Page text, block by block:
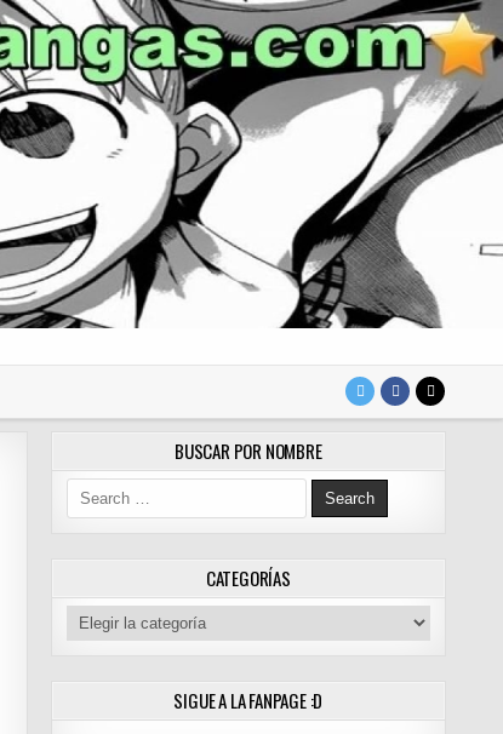
BUSCAR POR NOMBRE
Search for:
CATEGORÍAS
Categorías
SIGUE A LA FANPAGE :D